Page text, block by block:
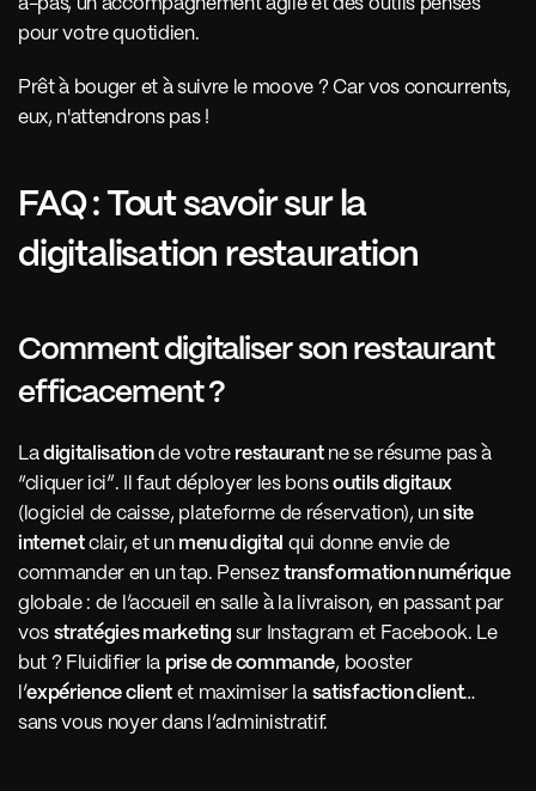
à-pas, un accompagnement agile et des outils pensés
pour votre quotidien.
Prêt à bouger et à suivre le moove ? Car vos concurrents,
eux, n'attendrons pas !
FAQ : Tout savoir sur la
digitalisation restauration
Comment digitaliser son restaurant
efficacement ?
La digitalisation de votre restaurant ne se résume pas à
“cliquer ici”. Il faut déployer les bons outils digitaux
(logiciel de caisse, plateforme de réservation), un site
internet clair, et un menu digital qui donne envie de
commander en un tap. Pensez transformation numérique
globale : de l’accueil en salle à la livraison, en passant par
vos stratégies marketing sur Instagram et Facebook. Le
but ? Fluidifier la prise de commande, booster
l’expérience client et maximiser la satisfaction client…
sans vous noyer dans l’administratif.